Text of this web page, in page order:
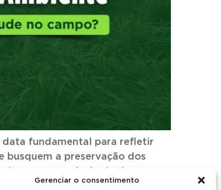
Gerenciar o consentimento
data fundamental para refletir
busquem a preservação dos
a Conferência de